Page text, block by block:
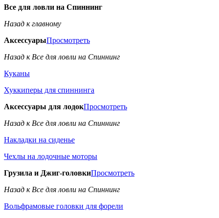
Все для ловли на Спиннинг
Назад к главному
АксессуарыПросмотреть
Назад к Все для ловли на Спиннинг
Куканы
Хуккиперы для спиннинга
Аксессуары для лодокПросмотреть
Назад к Все для ловли на Спиннинг
Накладки на сиденье
Чехлы на лодочные моторы
Грузила и Джиг-головкиПросмотреть
Назад к Все для ловли на Спиннинг
Вольфрамовые головки для форели